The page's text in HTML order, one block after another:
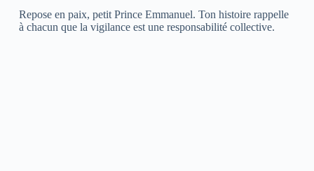
Repose en paix, petit Prince Emmanuel. Ton histoire rappelle
à chacun que la vigilance est une responsabilité collective.